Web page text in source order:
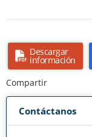
Descargar
información
Compartir
Contáctanos